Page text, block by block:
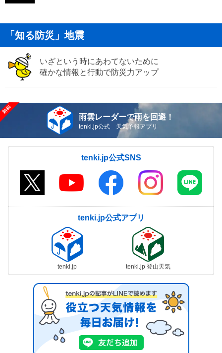
「知る防災」地震
いざという時にあわてないために
確かな情報と行動で防災力アップ
雨雲レーダーで雨を回避！
tenki.jp公式 天気予報アプリ
tenki.jp公式SNS
tenki.jp公式アプリ
tenki.jp tenki.jp 登山天気